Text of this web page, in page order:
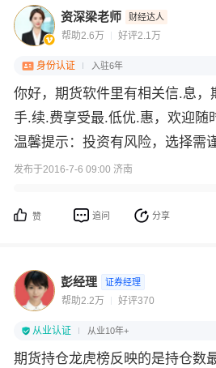
资深梁老师 财经达人
帮助2.6万 好评2.1万
身份认证 入驻6年
你好，期货软件里有相关信.息，
手.续.费享受最.低优.惠，欢迎随
温馨提示：投资有风险，选择需
发布于2016-7-6 09:00 济南
赞 追问 分享
彭经理 证券经理
帮助2.2万 好评370
从业认证 从业10年+
期货持仓龙虎榜反映的是持仓数